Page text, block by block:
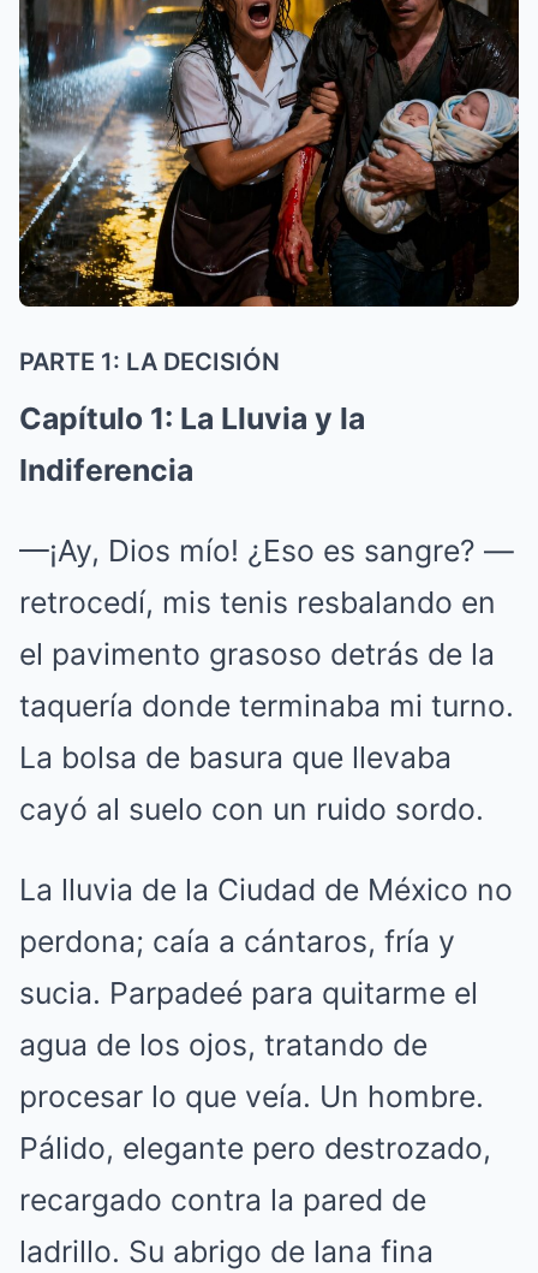
PARTE 1: LA DECISIÓN
Capítulo 1: La Lluvia y la
Indiferencia
—¡Ay, Dios mío! ¿Eso es sangre? —
retrocedí, mis tenis resbalando en
el pavimento grasoso detrás de la
taquería donde terminaba mi turno.
La bolsa de basura que llevaba
cayó al suelo con un ruido sordo.
La lluvia de la Ciudad de México no
perdona; caía a cántaros, fría y
sucia. Parpadeé para quitarme el
agua de los ojos, tratando de
procesar lo que veía. Un hombre.
Pálido, elegante pero destrozado,
recargado contra la pared de
ladrillo. Su abrigo de lana fina